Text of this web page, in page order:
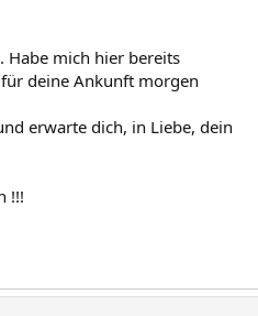
Habe mich hier bereits
deine Ankunft morgen
erwarte dich, in Liebe, dein
!!!